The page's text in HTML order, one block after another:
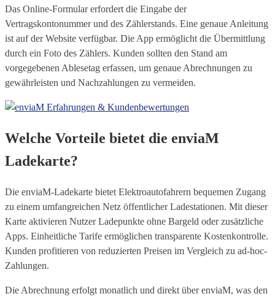
Das Online-Formular erfordert die Eingabe der
Vertragskontonummer und des Zählerstands. Eine genaue Anleitung
ist auf der Website verfügbar. Die App ermöglicht die Übermittlung
durch ein Foto des Zählers. Kunden sollten den Stand am
vorgegebenen Ablesetag erfassen, um genaue Abrechnungen zu
gewährleisten und Nachzahlungen zu vermeiden.
Welche Vorteile bietet die enviaM
Ladekarte?
Die enviaM-Ladekarte bietet Elektroautofahrern bequemen Zugang
zu einem umfangreichen Netz öffentlicher Ladestationen. Mit dieser
Karte aktivieren Nutzer Ladepunkte ohne Bargeld oder zusätzliche
Apps. Einheitliche Tarife ermöglichen transparente Kostenkontrolle.
Kunden profitieren von reduzierten Preisen im Vergleich zu ad-hoc-
Zahlungen.
Die Abrechnung erfolgt monatlich und direkt über enviaM, was den